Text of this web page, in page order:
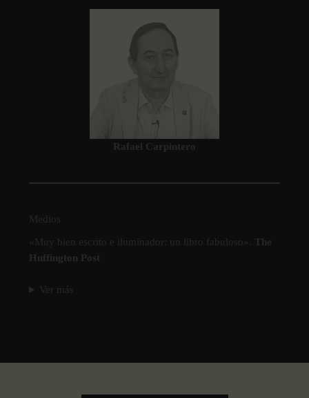
Rafael Carpintero
Medios
«Muy bien escrito e iluminador: un libro fabuloso».
The
Huffington Post
Ver más